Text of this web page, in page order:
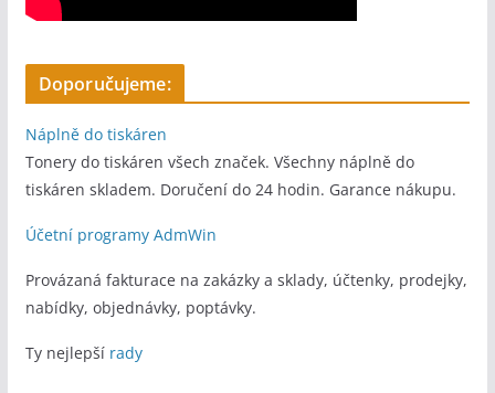
Doporučujeme:
Náplně do tiskáren
Tonery do tiskáren všech značek. Všechny náplně do
tiskáren skladem. Doručení do 24 hodin. Garance nákupu.
Účetní programy AdmWin
Provázaná fakturace na zakázky a sklady, účtenky, prodejky,
nabídky, objednávky, poptávky.
Ty nejlepší rady